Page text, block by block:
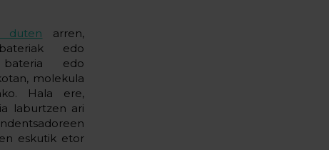
duten arren,
edo
edo
molekula
Hala ere,
laburtzen ari
eskutik etor